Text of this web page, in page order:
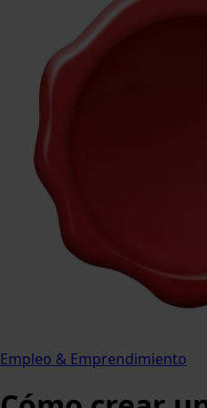
Empleo & Emprendimiento